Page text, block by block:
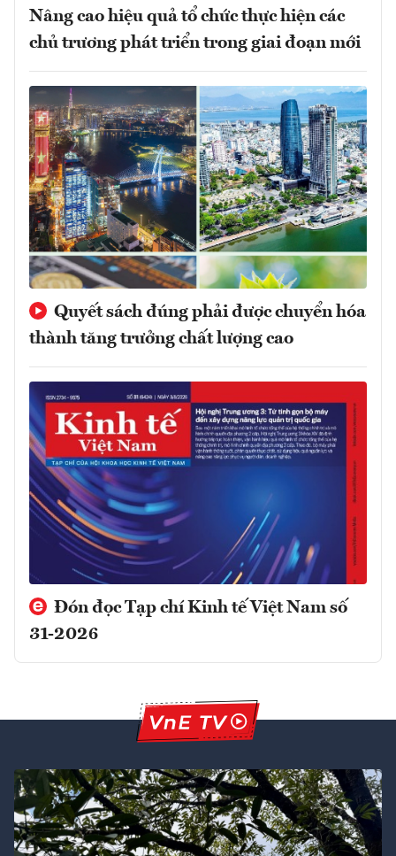
Nâng cao hiệu quả tổ chức thực hiện các
chủ trương phát triển trong giai đoạn mới
Quyết sách đúng phải được chuyển hóa
thành tăng trưởng chất lượng cao
Đón đọc Tạp chí Kinh tế Việt Nam số
31-2026